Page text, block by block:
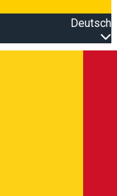
Deutsch